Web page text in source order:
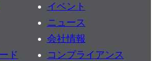
イベント
ニュース
会社情報
ド
コンプライアンス